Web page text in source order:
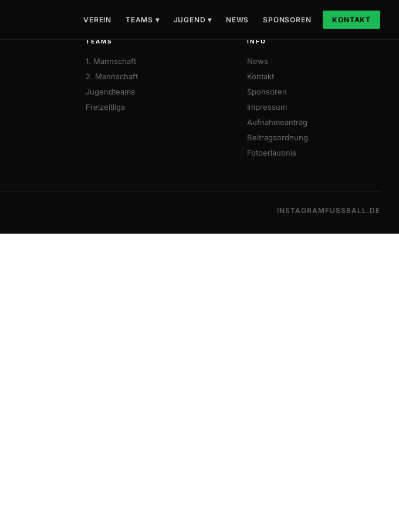
VEREIN TEAMS ▾ JUGEND ▾ NEWS SPONSOREN KONTAKT
TEAMS
1. Mannschaft
2. Mannschaft
Jugendteams
Freizeitliga
INFO
News
Kontakt
Sponsoren
Impressum
Aufnahmeantrag
Beitragsordnung
Fotoerlaubnis
INSTAGRAM FUSSBALL.DE